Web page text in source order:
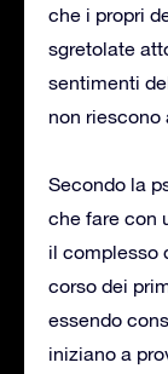
che i propri
sgretolate
sentimenti
non riescono
Secondo la
che fare con
il complesso
corso dei
essendo
iniziano a